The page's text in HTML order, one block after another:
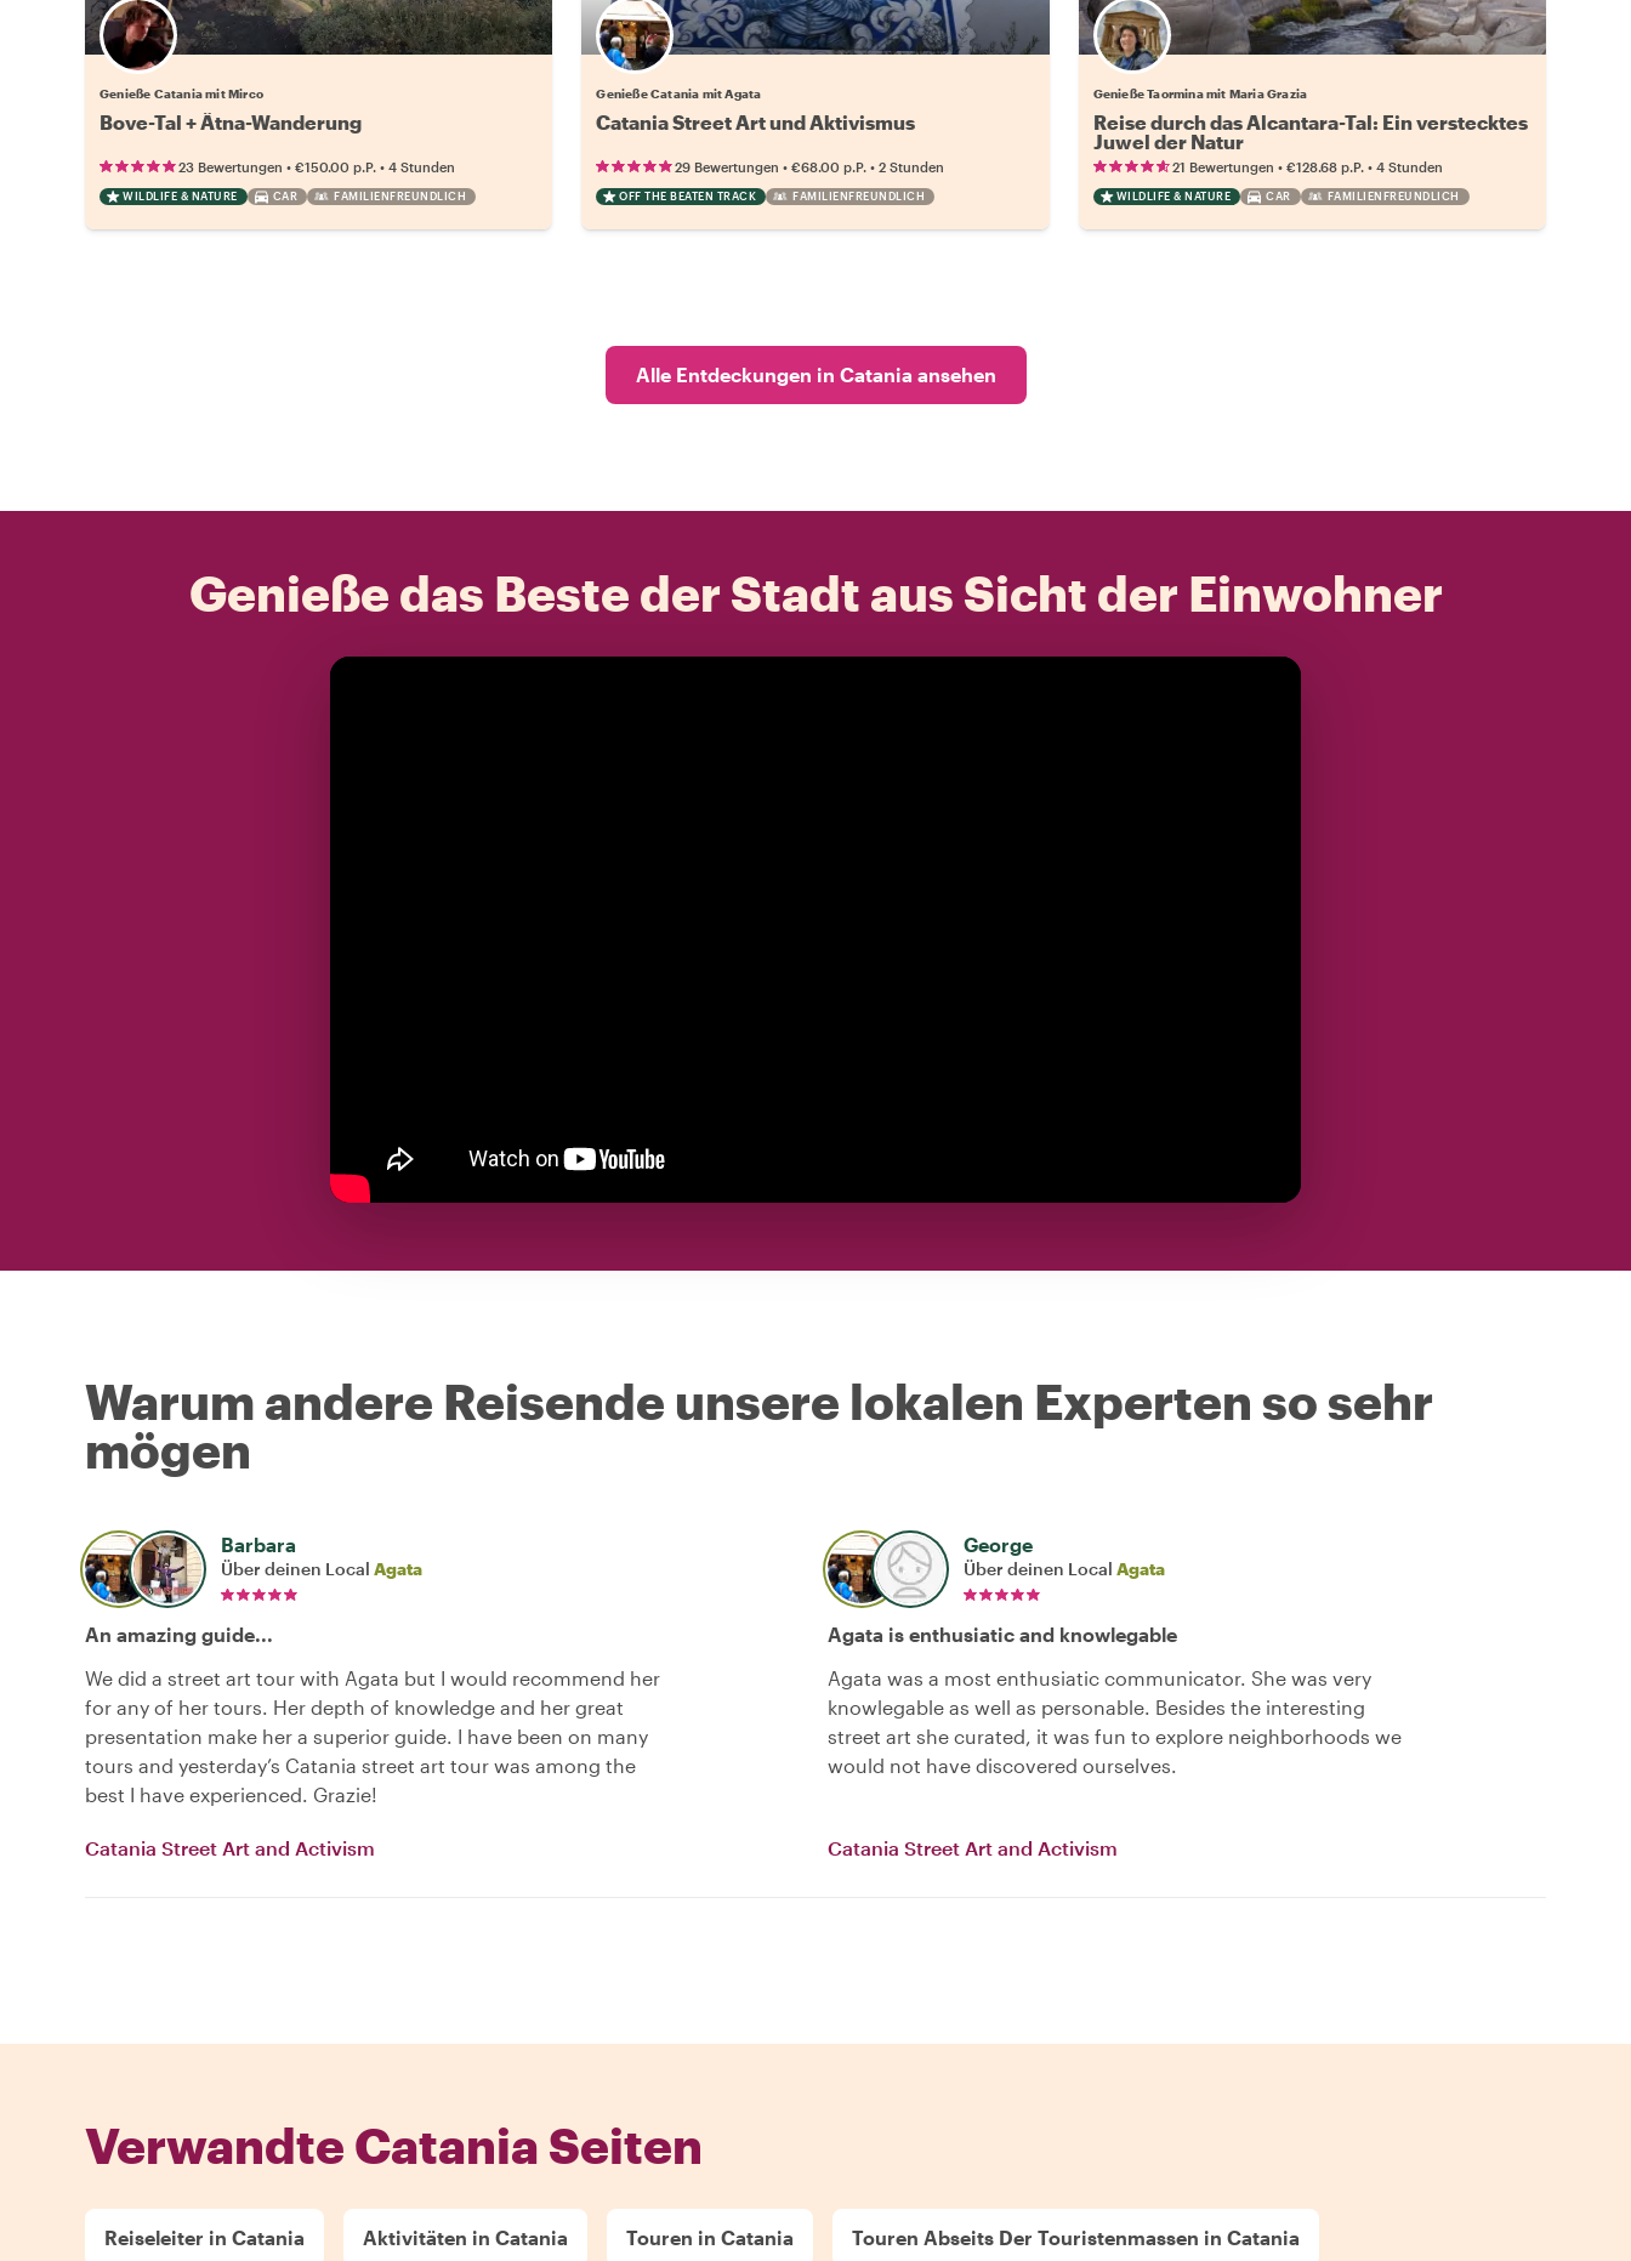
Genieße Catania mit Mirco
Bove-Tal + Ätna-Wanderung
23 Bewertungen • €150.00 p.P. • 4 Stunden
WILDLIFE & NATURE CAR FAMILIENFREUNDLICH
Genieße Catania mit Agata
Catania Street Art und Aktivismus
29 Bewertungen •€68.00 p.P. •2 Stunden
OFF THE BEATEN TRACK FAMILIENFREUNDLICH
Genieße Taormina mit Maria Grazia
Reise durch das Alcantara-Tal: Ein verstecktes
Juwel der Natur
21 Bewertungen • €128.68 p.P.• 4 Stunden
WILDLIFE & NATURE CAR FAMILIENFREUNDLICH
Alle Entdeckungen in Catania ansehen
Genieße das Beste der Stadt aus Sicht der Einwohner
Warum andere Reisende unsere lokalen Experten so sehr
mögen
Barbara
Über deinen Local Agata
An amazing guide...
We did a street art tour with Agata but I would recommend her
for any of her tours. Her depth of knowledge and her great
presentation make her a superior guide. I have been on many
tours and yesterday’s Catania street art tour was among the
best I have experienced. Grazie!
Catania Street Art and Activism
George
Über deinen Local Agata
Agata is enthusiatic and knowlegable
Agata was a most enthusiatic communicator. She was very
knowlegable as well as personable. Besides the interesting
street art she curated, it was fun to explore neighborhoods we
would not have discovered ourselves.
Catania Street Art and Activism
Verwandte Catania Seiten
Reiseleiter in Catania Aktivitäten in Catania Touren in Catania Touren Abseits Der Touristenmassen in Catania